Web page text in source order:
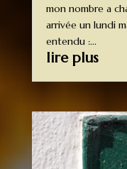
mon nombre a
arrivée un lundi
entendu :...
lire plus